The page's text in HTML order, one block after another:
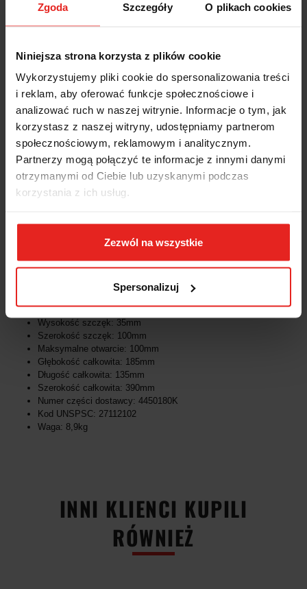
Zgoda Szczegóły O plikach cookies
Niniejsza strona korzysta z plików cookie
Wykorzystujemy pliki cookie do spersonalizowania treści
i reklam, aby oferować funkcje społecznościowe i
analizować ruch w naszej witrynie. Informacje o tym, jak
korzystasz z naszej witryny, udostępniamy partnerom
społecznościowym, reklamowym i analitycznym.
Partnerzy mogą połączyć te informacje z innymi danymi
otrzymanymi od Ciebie lub uzyskanymi podczas
korzystania z ich usług.
Zezwól na wszystkie
Spersonalizuj
INFORMACJE DOT.
BEZPIECZEŃSTWA
OPINIE I OCENY (0)
Imadło wiertarskie mimośrodowe szybkomocujące 100mm IND-
445-0180K Indexa
Szybko działającą krzywkę można ustawić natychmiast, aby
wstrzymać pracę. Stała szczęka z pryzmą do obsługi płaskich lub
hartowane i szlifowane. Ciężką podstawę można przymocować do
Dane techniczne:
eCl@ss Kod: 21020601
Wysokość szczęk: 35mm
Szerokość szczęk: 100mm
Maksymalne otwarcie: 100mm
Głębokość całkowita: 185mm
Długość całkowita: 135mm
Szerokość całkowita: 390mm
Numer części dostawcy: 4450180K
Kod UNSPSC: 27112102
Waga: 8,9kg
INNI KLIENCI KUPILI
RÓWNIEŻ